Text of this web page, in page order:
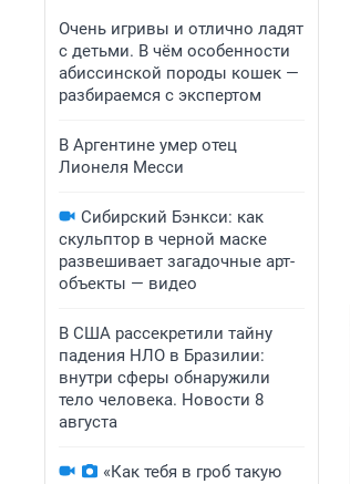
Очень игривы и отлично ладят
с детьми. В чём особенности
абиссинской породы кошек —
разбираемся с экспертом
В Аргентине умер отец
Лионеля Месси
Сибирский Бэнкси: как
скульптор в черной маске
развешивает загадочные арт-
объекты — видео
В США рассекретили тайну
падения НЛО в Бразилии:
внутри сферы обнаружили
тело человека. Новости 8
августа
«Как тебя в гроб такую